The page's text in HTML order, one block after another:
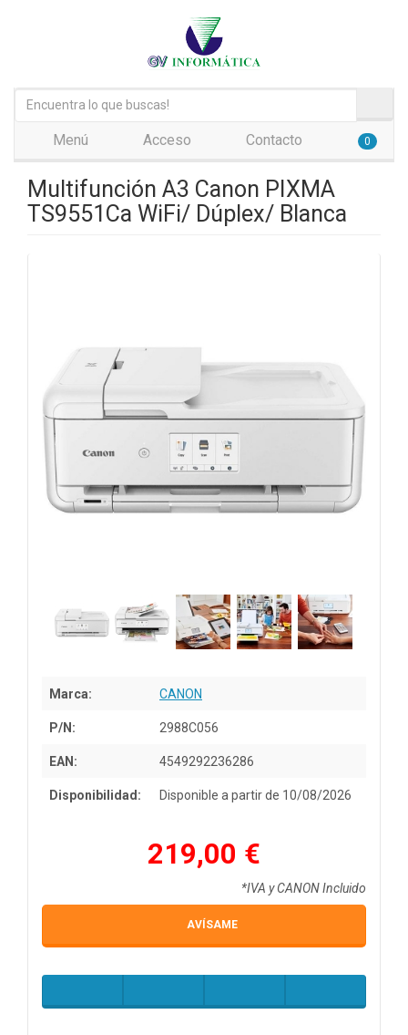
Menú Acceso Contacto 0
Multifunción A3 Canon PIXMA
TS9551Ca WiFi/ Dúplex/ Blanca
Marca: CANON
P/N: 2988C056
EAN: 4549292236286
Disponibilidad: Disponible a partir de 10/08/2026
219,00 €
*IVA y CANON Incluido
AVÍSAME